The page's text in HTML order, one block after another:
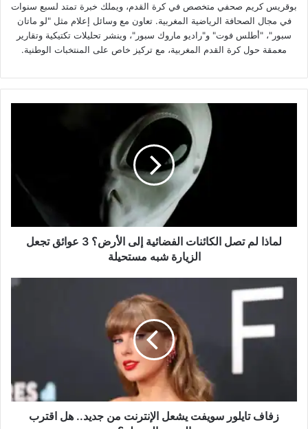
بوقريس كريم صحفي متخصص في كرة القدم، ويملك خبرة تمتد لسبع سنوات
في مجال الصحافة الرياضية المغربية. تعاون مع وسائل إعلام مثل "لو ماتان
سبور"، "أطلس فوت" و"راديو ماروك سبور"، وينشر تحليلات تكتيكية وتقارير
معمقة حول كرة القدم المغربية، مع تركيز خاص على المنتخبات الوطنية.
عوائق
تجعل
لماذا لم تصل الكائنات الفضائية إلى الأرض؟ 3 عوائق تجعل
الزيارة شبه مستحيلة
زفاف
تايلور
الإنترنت
اقترب
الموعدزفاف تايلور سويفت يشعل الإنترنت من جديد.. هل اقترب